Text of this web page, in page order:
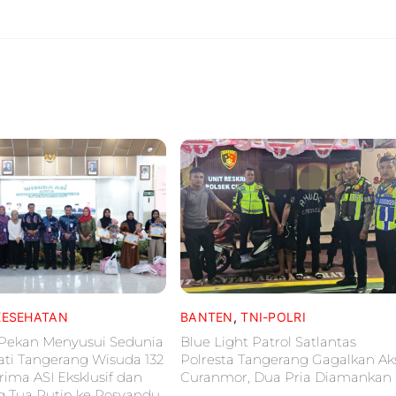
Menyusui Sedunia
Tangerang Wisuda 132
ASI Eksklusif dan
BANTEN,TNI-POLRI
Blue Light Patrol Satlantas
Polresta Tangerang Gagalkan
Curanmor, Dua Pria Diamankan